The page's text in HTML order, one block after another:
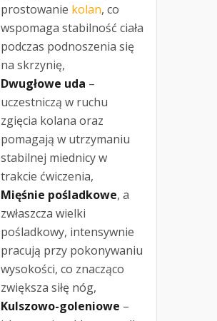
prostowanie kolan, co
wspomaga stabilność ciała
podczas podnoszenia się
na skrzynię,
Dwugłowe uda –
uczestniczą w ruchu
zgięcia kolana oraz
pomagają w utrzymaniu
stabilnej miednicy w
trakcie ćwiczenia,
Mięśnie pośladkowe, a
zwłaszcza wielki
pośladkowy, intensywnie
pracują przy pokonywaniu
wysokości, co znacząco
zwiększa siłę nóg,
Kulszowo-goleniowe –